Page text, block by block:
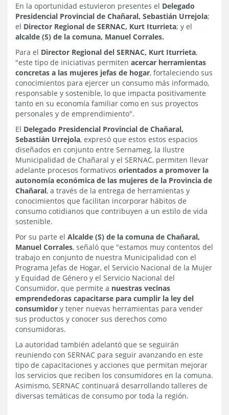
En la oportunidad estuvieron presentes el Delegado
Presidencial Provincial de Chañaral, Sebastián Urrejola;
el Director Regional de SERNAC, Kurt Iturrieta; y el
alcalde (S) de la comuna, Manuel Corrales.
Para el Director Regional del SERNAC, Kurt Iturrieta,
"este tipo de iniciativas permiten acercar herramientas
concretas a las mujeres jefas de hogar, fortaleciendo sus
conocimientos para ejercer un consumo más informado,
responsable y sostenible, lo que impacta positivamente
tanto en su economía familiar como en sus proyectos
personales y de emprendimiento".
El Delegado Presidencial Provincial de Chañaral,
Sebastián Urrejola, expresó que estos estos espacios
diseñados en conjunto entre Sernameg, la Ilustre
Municipalidad de Chañaral y el SERNAC, permiten llevar
adelante procesos formativos orientados a promover la
autonomía económica de las mujeres de la Provincia de
Chañaral, a través de la entrega de herramientas y
conocimientos que facilitan incorporar hábitos de
consumo cotidianos que contribuyen a un estilo de vida
sostenible.
Por su parte el Alcalde (S) de la comuna de Chañaral,
Manuel Corrales, señaló que "estamos muy contentos del
trabajo en conjunto de nuestra Municipalidad con el
Programa Jefas de Hogar, el Servicio Nacional de la Mujer
y Equidad de Género y el Servicio Nacional del
Consumidor, que permite a nuestras vecinas
emprendedoras capacitarse para cumplir la ley del
consumidor y tener nuevas herramientas para vender
sus productos y conocer sus derechos como
consumidoras.
La autoridad también adelantó que se seguirán
reuniendo con SERNAC para seguir avanzando en este
tipo de capacitaciones y acciones que permitan mejorar
los servicios que reciben los consumidores en la comuna.
Asimismo, SERNAC continuará desarrollando talleres de
diversas temáticas de consumo por toda la región.